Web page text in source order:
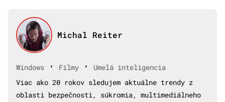
Michal Reiter
Windows • Filmy •
Umelá inteligencia
Viac ako 20 rokov sledujem aktuálne trendy z
oblasti bezpečnosti, súkromia, multimediálneho